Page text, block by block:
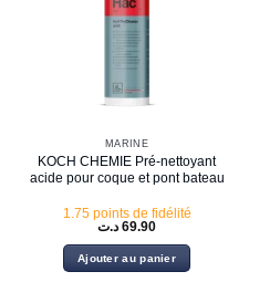
MARINE
KOCH CHEMIE Pré-nettoyant
acide pour coque et pont bateau
1.75 points de fidélité
69.90 د.ت
Ajouter au panier